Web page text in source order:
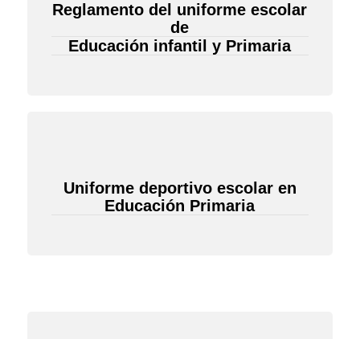
Reglamento del uniforme escolar
de
Educación infantil y Primaria
Uniforme deportivo escolar en
Educación Primaria